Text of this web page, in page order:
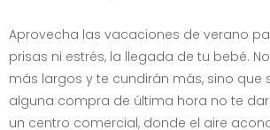
Aprovecha las vacaciones de verano
prisas ni estrés, la llegada de tu bebé.
más largos y te cundirán más, sino que
alguna compra de última hora no te
un centro comercial, donde el aire